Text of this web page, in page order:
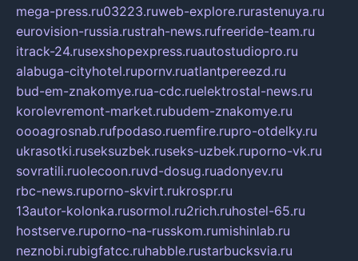
mega-press.ru03223.ruweb-explore.rurastenuya.ru
eurovision-russia.rustrah-news.rufreeride-team.ru
itrack-24.rusexshopexpress.ruautostudiopro.ru
alabuga-cityhotel.rupornv.ruatlantpereezd.ru
bud-em-znakomye.rua-cdc.ruelektrostal-news.ru
korolevremont-market.rubudem-znakomye.ru
oooagrosnab.rufpodaso.ruemfire.rupro-otdelky.ru
ukrasotki.ruseksuzbek.ruseks-uzbek.ruporno-vk.ru
sovratili.ruolecoon.ruvd-dosug.ruadonyev.ru
rbc-news.ruporno-skvirt.rukrospr.ru
13autor-kolonka.rusormol.ru2rich.ruhostel-65.ru
hostserve.ruporno-na-russkom.rumishinlab.ru
neznobi.rubigfatcc.ruhabble.rustarbucksvia.ru